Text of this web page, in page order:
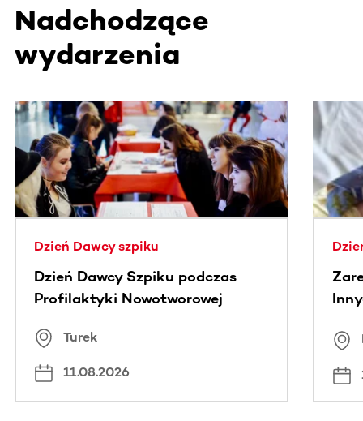
Nadchodzące
wydarzenia
Ta sekcja zawiera treści przewijane w poziomie. Użyj
Dzień Dawcy szpiku
Dzień Dawcy Szpiku podczas
Profilaktyki Nowotworowej
Turek
11.08.2026